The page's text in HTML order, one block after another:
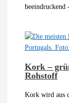
beeindruckend
Kork –
Rohstoff
Kork wird aus